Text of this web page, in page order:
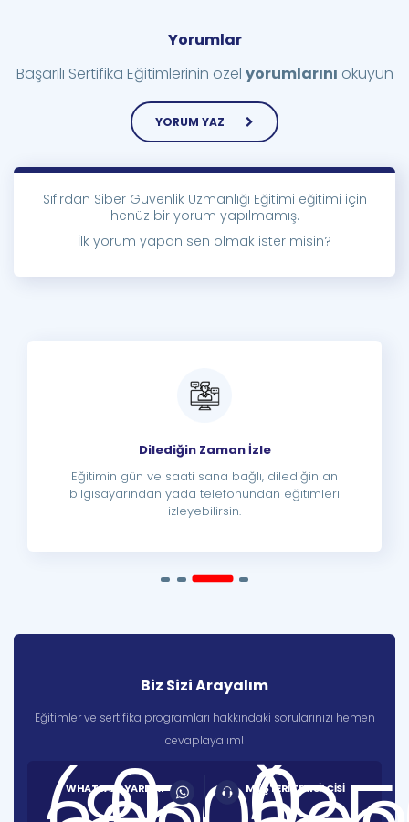
Yorumlar
Başarılı Sertifika Eğitimlerinin özel yorumlarını okuyun
YORUM YAZ
Sıfırdan Siber Güvenlik Uzmanlığı Eğitimi eğitimi için
henüz bir yorum yapılmamış.
İlk yorum yapan sen olmak ister misin?
Dilediğin Zaman İzle
Eğitimin gün ve saati sana bağlı, dilediğin an
bilgisayarından yada telefonundan eğitimleri
izleyebilirsin.
Biz Sizi Arayalım
Eğitimler ve sertifika programları hakkındaki sorularınızı hemen
cevaplayalım!
WHATSAPP YARDIM MÜŞTERİ TEMSİLCİSİ